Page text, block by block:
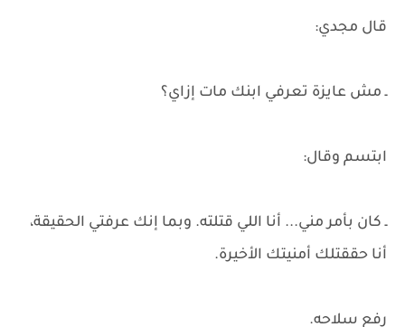
قال مجدي:
ـ مش عايزة تعرفي ابنك مات إزاي؟
ابتسم وقال:
ـ كان بأمر مني... أنا اللي قتلته. وبما إنك عرفتي الحقيقة،
أنا حققتلك أمنيتك الأخيرة.
رفع سلاحه.